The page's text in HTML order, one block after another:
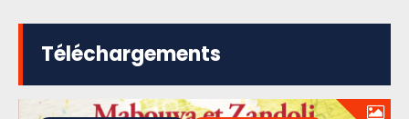
Téléchargements